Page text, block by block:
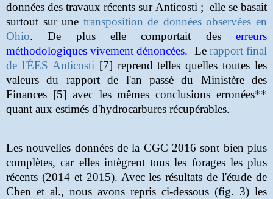
données des travaux récents sur Anticosti ; elle se basait
surtout sur une transposition de données observées en
Ohio. De plus elle comportait des erreurs
méthodologiques vivement dénoncées. Le rapport final
de l'ÉES Anticosti [7] reprend telles quelles toutes les
valeurs du rapport de l'an passé du Ministère des
Finances [5] avec les mêmes conclusions erronées**
quant aux estimés d'hydrocarbures récupérables.
Les nouvelles données de la CGC 2016 sont bien plus
complètes, car elles intègrent tous les forages les plus
récents (2014 et 2015). Avec les résultats de l'étude de
Chen et al., nous avons repris ci-dessous (fig. 3) les